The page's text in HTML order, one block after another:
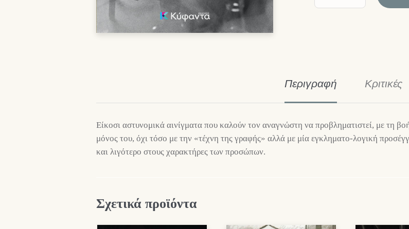
Περιγραφή Κριτικές
Είκοσι αστυνομικά αινίγματα που καλούν τον αναγνώστη να προβληματιστεί, με τη
μόνος του, όχι τόσο με την «τέχνη της γραφής» αλλά με μία εγκληματο-λογική
και λιγότερο στους χαρακτήρες των προσώπων.
Σχετικά προϊόντα